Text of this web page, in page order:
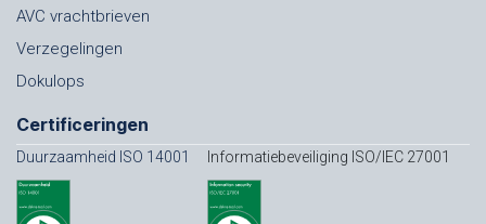
AVC vrachtbrieven
Verzegelingen
Dokulops
Certificeringen
Duurzaamheid ISO 14001 Informatiebeveiliging ISO/IEC 27001